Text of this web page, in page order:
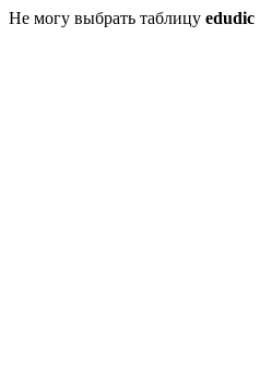
Не могу выбрать таблицу edudic